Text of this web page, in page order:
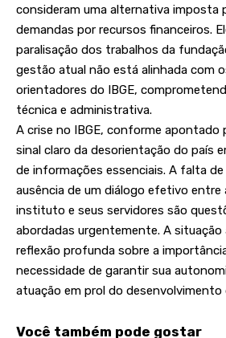
consideram uma alternativa imposta
demandas por recursos financeiros.
paralisação dos trabalhos da
gestão atual não está alinhada com
orientadores do IBGE,
técnica e administrativa.
A crise no IBGE, conforme apontado
sinal claro da desorientação do país
de informações essenciais. A falta de
ausência de um diálogo efetivo entre
instituto e seus servidores são
abordadas urgentemente. A situação
reflexão profunda sobre a
necessidade de garantir sua
atuação em prol do desenvolvimento
Você também pode gostar